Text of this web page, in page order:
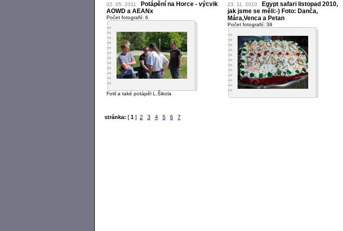
02. 05. 2011
Potápění na Horce - výcvik
AOWD a AEANx
Počet fotografií: 6
Fotil a také potápěl L.Šikola
23. 11. 2010
Egypt safari listopad 2010,
jak jsme se měli:-) Foto: Danča,
Mára,Venca a Petan
Počet fotografií: 39
stránka: [ 1 ] 2 3 4 5 6 7